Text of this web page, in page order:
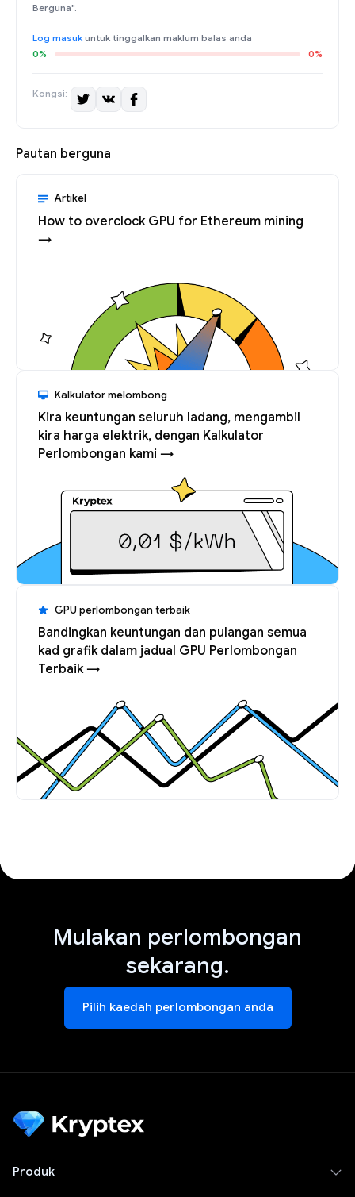
Berguna".
Log masuk untuk tinggalkan maklum balas anda
0% 0%
Kongsi:
Pautan berguna
Artikel
How to overclock GPU for Ethereum mining
→
Kalkulator melombong
Kira keuntungan seluruh ladang, mengambil
kira harga elektrik, dengan Kalkulator
Perlombongan kami →
GPU perlombongan terbaik
Bandingkan keuntungan dan pulangan semua
kad grafik dalam jadual GPU Perlombongan
Terbaik →
Mulakan perlombongan
sekarang.
Pilih kaedah perlombongan anda
Produk